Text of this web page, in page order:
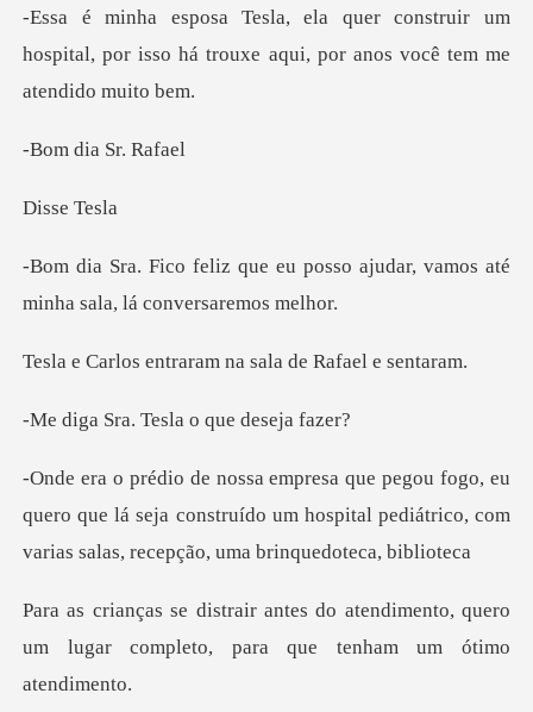
truir um
hospital, por isso há trouxe aqu
ia Sr.
se
u posso ajudar, vamos até
minh
traram na sala de
Tesla o que
quero que lá seja construído um hospital pediátrico, co
atendimento, quero
um lugar completo